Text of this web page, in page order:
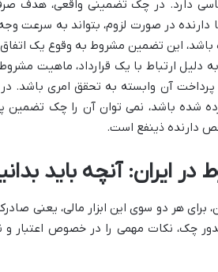
دارد. در چک تضمینی واقعی، هدف
در صورت لزوم، بتواند به سرعت
این تضمین مشروط به وقوع یک
ارتباط با یک قرارداد، ماهیت مشروط
آن وابسته به تحقق امری باشد.
شده باشد، نمی توان آن را چک
دارنده ذینفع است.
ایران: آنچه باید
هر دو سوی این ابزار مالی، یعنی
چک، نکات مهمی را در خصوص